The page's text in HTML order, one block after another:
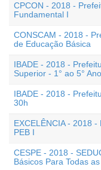
CPCON - 2018 -
Fundamental I
CONSCAM - 2018 -
de Educação Básica
IBADE - 2018 -
Superior - 1° ao 5° Ano
IBADE - 2018 -
30h
EXCELÊNCIA - 2018
PEB I
CESPE - 2018 -
Básicos Para Todas